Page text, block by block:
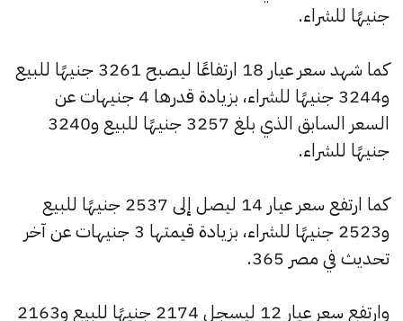
جنيهًا للشراء.
كما شهد سعر عيار 18 ارتفاعًا ليصبح 3261 جنيهًا للبيع
و3244 جنيهًا للشراء، بزيادة قدرها 4 جنيهات عن
السعر السابق الذي بلغ 3257 جنيهًا للبيع و3240
جنيهًا للشراء.
كما ارتفع سعر عيار 14 ليصل إلى 2537 جنيهًا للبيع
و2523 جنيهًا للشراء، بزيادة قيمتها 3 جنيهات عن آخر
تحديث في مصر 365.
وارتفع سعر عيار 12 ليسجل 2174 جنيهًا للبيع و2163